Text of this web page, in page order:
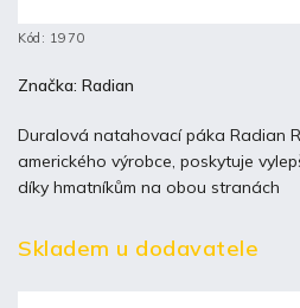
Kód: 1970
Duralová natahovací páka Radian
amerického výrobce, poskytuje
díky hmatníkům na obou stranách
Značka: Radian
Skladem u dodavatele